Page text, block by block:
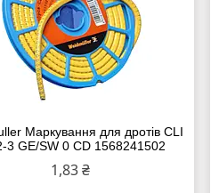
Маркування для дротів CLI
3 GE/SW 0 CD 1568241502
1,83 ₴